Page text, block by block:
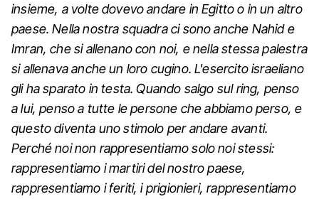
insieme, a volte dovevo andare in Egitto o in un altro
paese. Nella nostra squadra ci sono anche Nahid e
Imran, che si allenano con noi, e nella stessa palestra
si allenava anche un loro cugino. L'esercito israeliano
gli ha sparato in testa. Quando salgo sul ring, penso
a lui, penso a tutte le persone che abbiamo perso, e
questo diventa uno stimolo per andare avanti.
Perché noi non rappresentiamo solo noi stessi:
rappresentiamo i martiri del nostro paese,
rappresentiamo i feriti, i prigionieri, rappresentiamo